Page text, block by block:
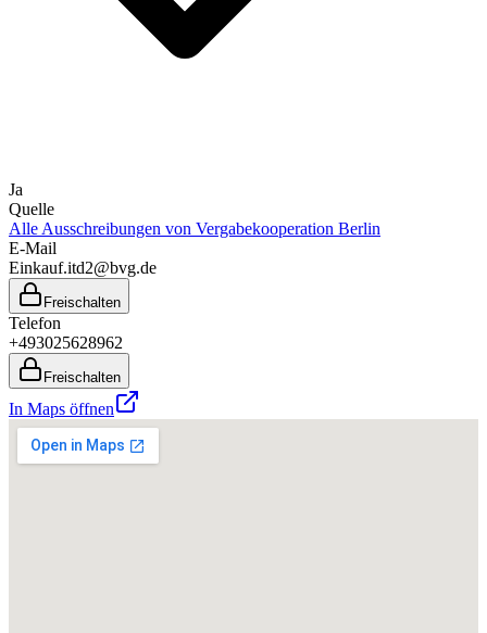
Ja
Quelle
Alle Ausschreibungen von Vergabekooperation Berlin
E-Mail
Einkauf.itd2@bvg.de
Freischalten
Telefon
+493025628962
Freischalten
In Maps öffnen